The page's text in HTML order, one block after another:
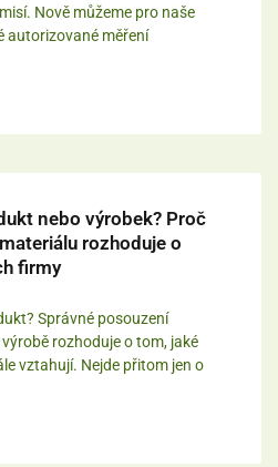
Nově můžeme pro naše
autorizované měření
nebo výrobek? Proč
rozhoduje o
firmy
Správné posouzení
rozhoduje o tom, jaké
vztahují. Nejde přitom jen o